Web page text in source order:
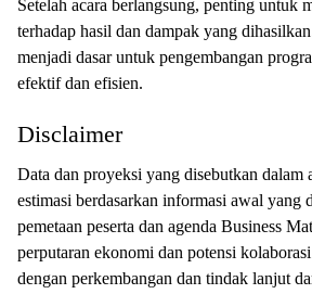
Setelah acara berlangsung, penting untuk
terhadap hasil dan dampak yang
menjadi dasar untuk pengembangan
efektif dan efisien.
Disclaimer
Data dan proyeksi yang disebutkan dalam
estimasi berdasarkan informasi awal yang
pemetaan peserta dan agenda Business
perputaran ekonomi dan potensi
dengan perkembangan dan tindak lanjut